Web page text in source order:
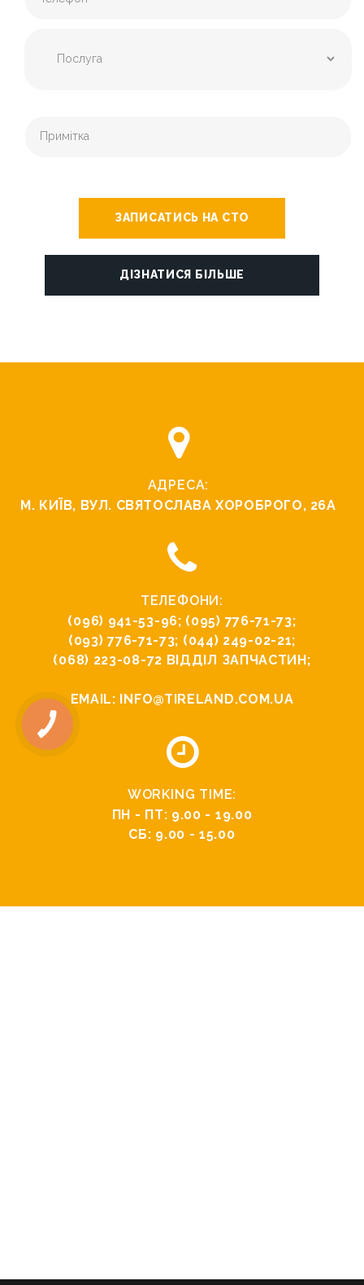
ЗАПИСАТИСЬ НА СТО
ДІЗНАТИСЯ БІЛЬШЕ
АДРЕСА:
М. КИЇВ, ВУЛ. СВЯТОСЛАВА ХОРОБРОГО, 26А
ТЕЛЕФОНИ:
(096) 941-53-96; (095) 776-71-73;
(093) 776-71-73; (044) 249-02-21;
(068) 223-08-72 ВІДДІЛ ЗАПЧАСТИН;
EMAIL: INFO@TIRELAND.COM.UA
WORKING TIME:
ПН - ПТ: 9.00 - 19.00
СБ: 9.00 - 15.00